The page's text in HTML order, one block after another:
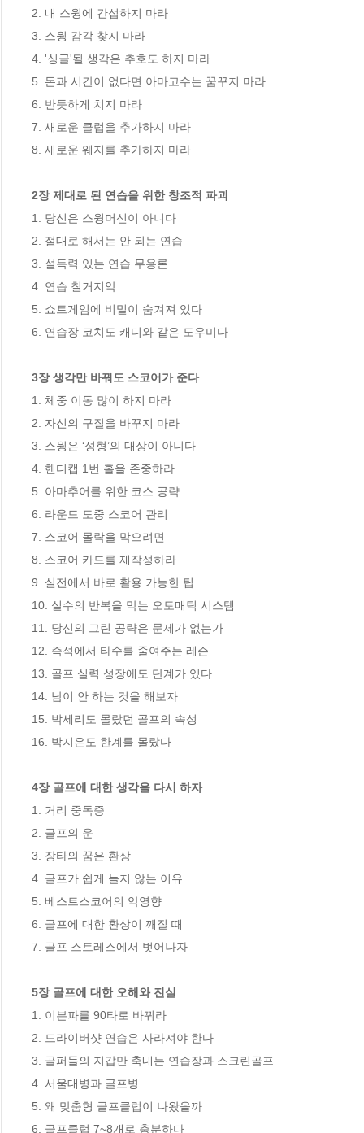
2. 내 스윙에 간섭하지 마라
3. 스윙 감각 찾지 마라
4. '싱글'될 생각은 추호도 하지 마라
5. 돈과 시간이 없다면 아마고수는 꿈꾸지 마라
6. 반듯하게 치지 마라
7. 새로운 클럽을 추가하지 마라
8. 새로운 웨지를 추가하지 마라
2장 제대로 된 연습을 위한 창조적 파괴
1. 당신은 스윙머신이 아니다
2. 절대로 해서는 안 되는 연습
3. 설득력 있는 연습 무용론
4. 연습 칠거지악
5. 쇼트게임에 비밀이 숨겨져 있다
6. 연습장 코치도 캐디와 같은 도우미다
3장 생각만 바꿔도 스코어가 준다
1. 체중 이동 많이 하지 마라
2. 자신의 구질을 바꾸지 마라
3. 스윙은 ‘성형’의 대상이 아니다
4. 핸디캡 1번 홀을 존중하라
5. 아마추어를 위한 코스 공략
6. 라운드 도중 스코어 관리
7. 스코어 몰락을 막으려면
8. 스코어 카드를 재작성하라
9. 실전에서 바로 활용 가능한 팁
10. 실수의 반복을 막는 오토매틱 시스템
11. 당신의 그린 공략은 문제가 없는가
12. 즉석에서 타수를 줄여주는 레슨
13. 골프 실력 성장에도 단계가 있다
14. 남이 안 하는 것을 해보자
15. 박세리도 몰랐던 골프의 속성
16. 박지은도 한계를 몰랐다
4장 골프에 대한 생각을 다시 하자
1. 거리 중독증
2. 골프의 운
3. 장타의 꿈은 환상
4. 골프가 쉽게 늘지 않는 이유
5. 베스트스코어의 악영향
6. 골프에 대한 환상이 깨질 때
7. 골프 스트레스에서 벗어나자
5장 골프에 대한 오해와 진실
1. 이븐파를 90타로 바꿔라
2. 드라이버샷 연습은 사라져야 한다
3. 골퍼들의 지갑만 축내는 연습장과 스크린골프
4. 서울대병과 골프병
5. 왜 맞춤형 골프클럽이 나왔을까
6. 골프클럽 7~8개로 충분하다